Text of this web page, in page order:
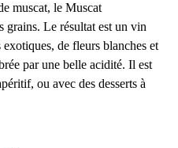
muscat, le Muscat
grains. Le résultat est un vin
de fleurs blanches et
par une belle acidité. Il est
ou avec des desserts à